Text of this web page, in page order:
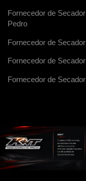
Fornecedor de
Pedro
Fornecedor de
Fornecedor de
Fornecedor de